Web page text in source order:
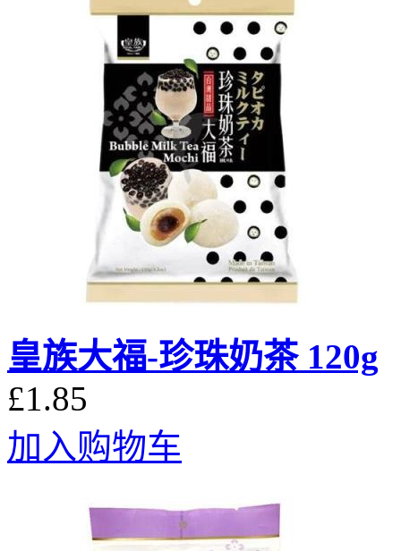
皇族大福-珍珠奶茶 120g
£1.85
加入购物车